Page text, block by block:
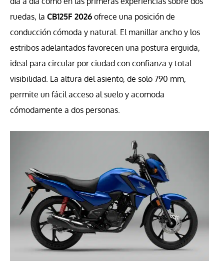
ruedas, la CB125F 2026 ofrece una posición de
conducción cómoda y natural. El manillar ancho y los
estribos adelantados favorecen una postura erguida,
ideal para circular por ciudad con confianza y total
visibilidad. La altura del asiento, de solo 790 mm,
permite un fácil acceso al suelo y acomoda
cómodamente a dos personas.